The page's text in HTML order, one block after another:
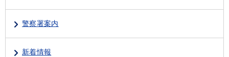
警察署案内
新着情報